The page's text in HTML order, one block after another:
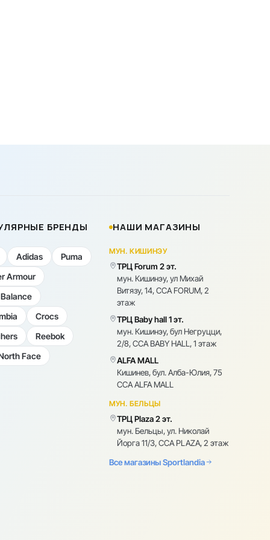
БРЕНДЫ
Adidas
Puma
Armour
Crocs
Reebok
Face
НАШИ МАГАЗИНЫ
МУН. КИШИНЭУ
ТРЦ Forum 2 эт.
мун. Кишинэу, ул Михай
Витязу, 14, CCA FORUM, 2
этаж
ТРЦ Baby hall 1 эт.
мун. Кишинэу, бул Негруцци,
2/8, CCA BABY HALL, 1 этаж
ALFA MALL
Кишинев, бул. Алба-Юлия, 75
CCA ALFA MALL
МУН. БЕЛЬЦЫ
ТРЦ Plaza 2 эт.
мун. Бельцы, ул. Николай
Йорга 11/3, CCA PLAZA, 2 этаж
Все магазины Sportlandia